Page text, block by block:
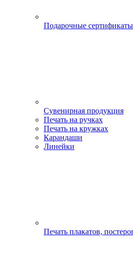
Подарочные сертификаты
Сувенирная продукция
Печать на ручках
Печать на кружках
Карандаши
Линейки
Печать плакатов,